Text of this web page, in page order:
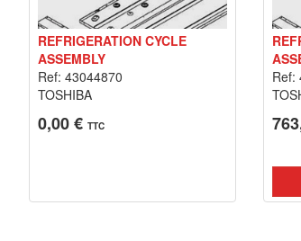
REFRIGERATION CYCLE
ASSEMBLY
Ref: 43044870
TOSHIBA
0,00 € TTC
Ref: